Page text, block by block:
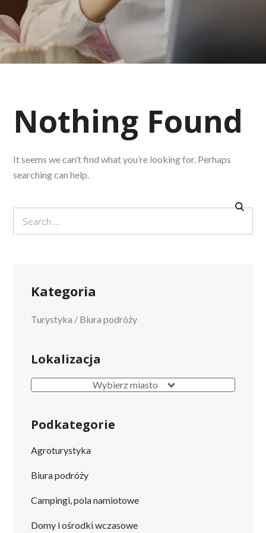
Nothing Found
It seems we can’t find what you’re looking for. Perhaps
searching can help.
Search
for:
Kategoria
Turystyka / Biura podróży
Lokalizacja
Wybierz miasto
Podkategorie
Agroturystyka
Biura podróży
Campingi, pola namiotowe
Domy i ośrodki wczasowe